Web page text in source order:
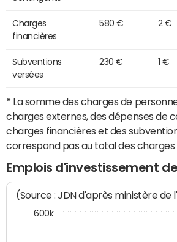
Charges
financières
580 € 2 €
Subventions
versées
230 € 1 €
* La somme des charges de
charges externes, des dépenses de
charges financières et des
correspond pas au total des
Emplois d'investissement
(Source : JDN d'après ministère de
600k